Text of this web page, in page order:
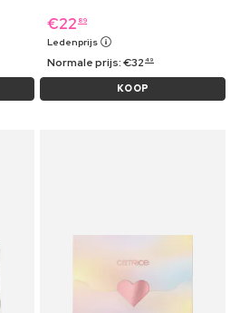
€22 89
Ledenprijs
Normale prijs:€32 49
KOOP